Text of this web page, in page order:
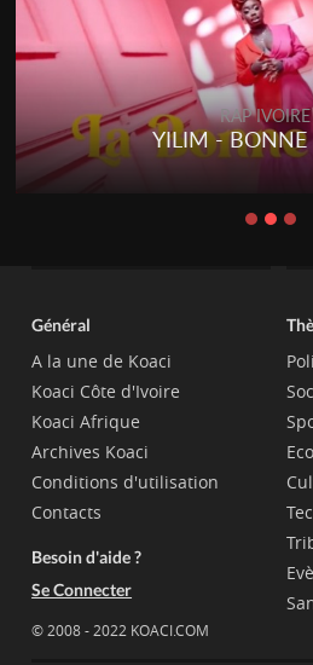
RAP IVOIRE
YILIM - BONNE
Général
A la une de Koaci
Koaci Côte d'Ivoire
Koaci Afrique
Archives Koaci
Conditions d'utilisation
Contacts
Besoin d'aide ?
Se Connecter
© 2008 - 2022 KOACI.COM